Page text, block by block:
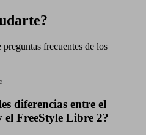
frecuentes de los
diferencias entre el
el FreeStyle Libre 2?